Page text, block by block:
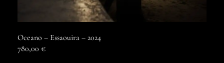
Oceano – Essaouira – 2024
780,00 €